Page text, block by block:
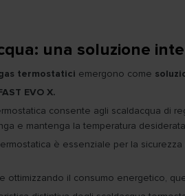
una soluzione
termostatici emergono come
EVO X.
consente agli scaldacqua di
e mantenga la temperatura
è essenziale per la
ottimizzando il consumo energetico,